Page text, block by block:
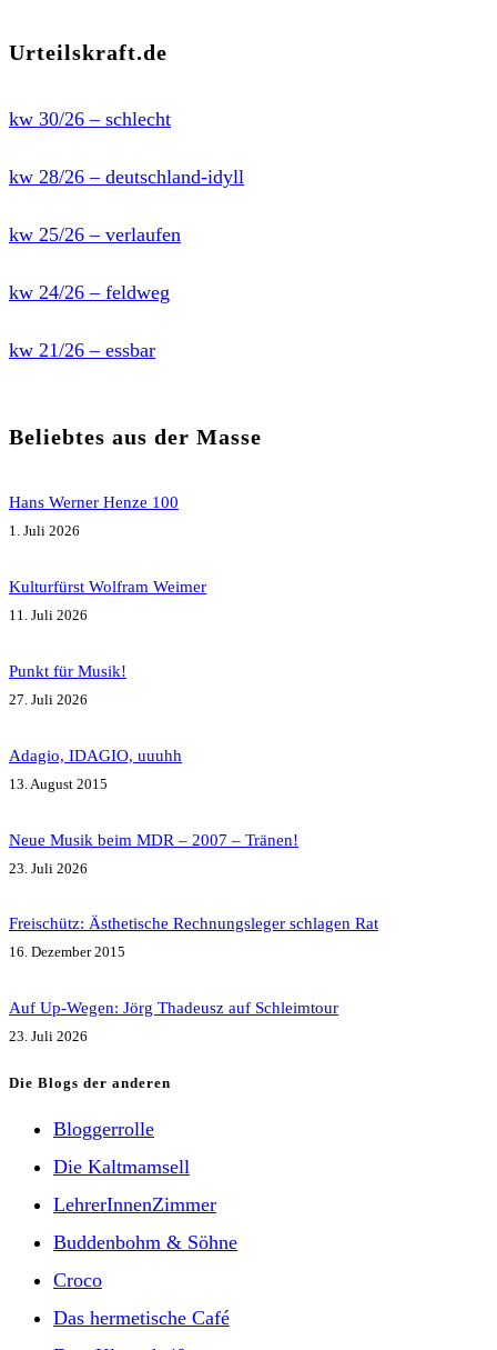
Urteilskraft.de
kw 30/26 – schlecht
kw 28/26 – deutschland-idyll
kw 25/26 – verlaufen
kw 24/26 – feldweg
kw 21/26 – essbar
Beliebtes aus der Masse
Hans Werner Henze 100
1. Juli 2026
Kulturfürst Wolfram Weimer
11. Juli 2026
Punkt für Musik!
27. Juli 2026
Adagio, IDAGIO, uuuhh
13. August 2015
Neue Musik beim MDR – 2007 – Tränen!
23. Juli 2026
Freischütz: Ästhetische Rechnungsleger schlagen Rat
16. Dezember 2015
Auf Up-Wegen: Jörg Thadeusz auf Schleimtour
23. Juli 2026
Die Blogs der anderen
Bloggerrolle
Die Kaltmamsell
LehrerInnenZimmer
Buddenbohm & Söhne
Croco
Das hermetische Café